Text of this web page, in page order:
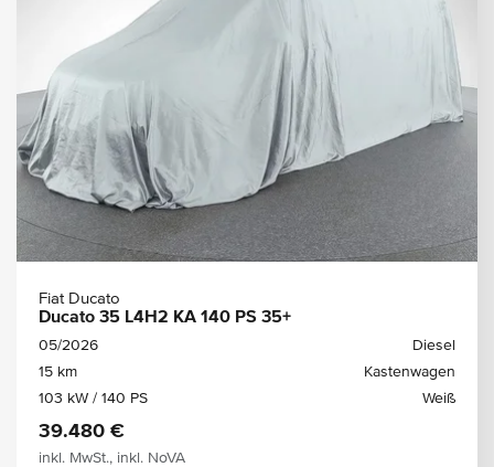
Fiat Ducato
Ducato 35 L4H2 KA 140 PS 35+
05/2026
Diesel
15 km
Kastenwagen
103 kW / 140 PS
Weiß
39.480 €
inkl. MwSt., inkl. NoVA